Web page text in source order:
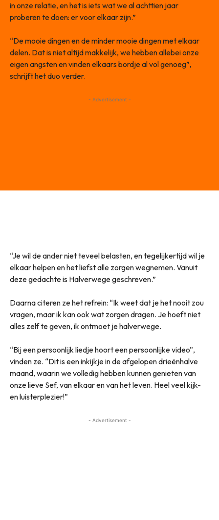
in onze relatie, en het is iets wat we al achttien jaar
proberen te doen: er voor elkaar zijn.”
“De mooie dingen en de minder mooie dingen met elkaar
delen. Dat is niet altijd makkelijk, we hebben allebei onze
eigen angsten en vinden elkaars bordje al vol genoeg”,
schrijft het duo verder.
- Advertisement -
“Je wil de ander niet teveel belasten, en tegelijkertijd wil je
elkaar helpen en het liefst alle zorgen wegnemen. Vanuit
deze gedachte is Halverwege geschreven.”
Daarna citeren ze het refrein: “Ik weet dat je het nooit zou
vragen, maar ik kan ook wat zorgen dragen. Je hoeft niet
alles zelf te geven, ik ontmoet je halverwege.
“Bij een persoonlijk liedje hoort een persoonlijke video”,
vinden ze. “Dit is een inkijkje in de afgelopen drieënhalve
maand, waarin we volledig hebben kunnen genieten van
onze lieve Sef, van elkaar en van het leven. Heel veel kijk-
en luisterplezier!”
- Advertisement -